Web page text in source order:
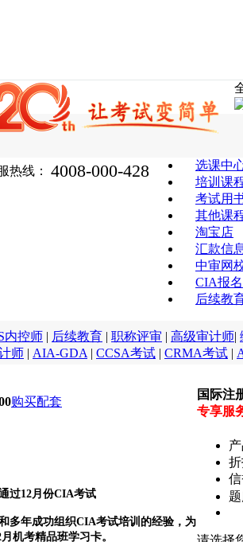
热线： 4008-000-428
选课中
培训课
考试用
其他课
淘宝店
汇款信
中审网
CIA报名
后续教
内控师 | 后续教育 | 职称评审 | 高级审计师|
师 | AIA-GDA | CCSA考试 | CRMA考试 |
国际注
专享服
折
信
购买配套
过12月份CIA考试
多年成功组织CIA考试培训的经验，为
机考精品班学习卡。